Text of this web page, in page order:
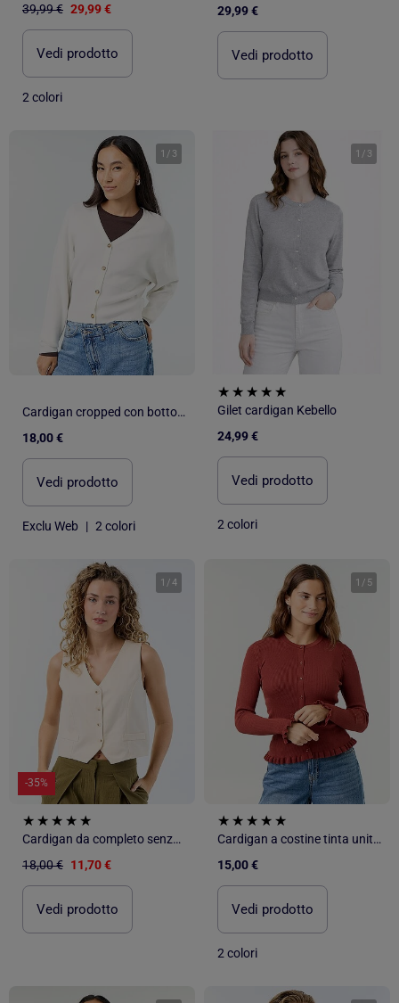
39,99 € 29,99 €
Vedi prodotto
2 colori
29,99 €
Vedi prodotto
1 / 3
Cardigan cropped con bottoni
18,00 €
Vedi prodotto
Exclu Web | 2 colori
1 / 3
Gilet cardigan Kebello
24,99 €
Vedi prodotto
2 colori
1 /4
-35%
Cardigan da completo senza maniche
18,00 € 11,70 €
Vedi prodotto
1 / 5
Cardigan a costine tinta unita con finiture a volant
15,00 €
Vedi prodotto
2 colori